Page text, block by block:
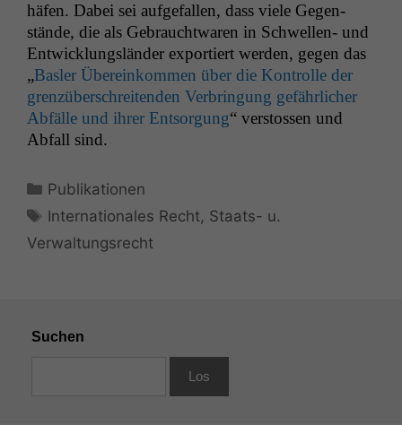
häfen. Dabei sei aufge­fall­en, dass viele Gegen­
stände, die als Gebraucht­waren in Schwellen- und
Entwick­lungslän­der exportiert wer­den, gegen das
„Basler Übereinkom­men über die Kon­trolle der
gren­züber­schre­i­t­en­den Ver­bringung gefährlich­er
Abfälle und ihrer Entsorgung“ ver­stossen und
Abfall sind.
Kategorien
Publikationen
Schlagwörter
Internationales Recht, Staats- u.
Verwaltungsrecht
Suchen